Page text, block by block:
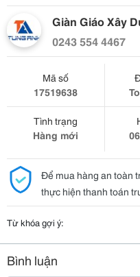
Giàn Giáo Xây
0243 554 4467
Mã số
17519638
Tình trạng
Hàng mới
Để mua hàng an toàn
thực hiện thanh toán
Từ khóa gợi ý:
Bình luận